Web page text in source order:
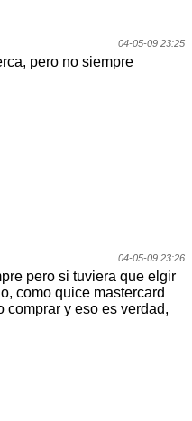
04-05-09 23:25
pero no siempre
04-05-09 23:26
pero si tuviera que elgir
como quice mastercard
comprar y eso es verdad,